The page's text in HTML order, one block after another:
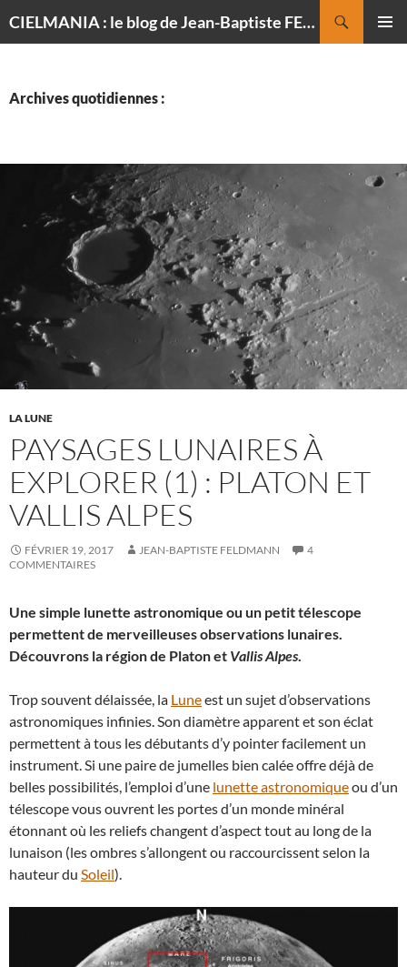
CIELMANIA : le blog de Jean-Baptiste FELDMANN, photographe du ciel
Archives quotidiennes :
LA LUNE
PAYSAGES LUNAIRES À
EXPLORER (1) : PLATON ET
VALLIS ALPES
FÉVRIER 19, 2017 JEAN-BAPTISTE FELDMANN
4
COMMENTAIRES
Une simple lunette astronomique ou un petit télescope
permettent de merveilleuses observations lunaires.
Découvrons la région de Platon et Vallis Alpes.
Trop souvent délaissée, la Luneest un sujet d’observations
astronomiques infinies. Son diamètre apparent et son éclat
permettent à tous les débutants d’y pointer facilement un
instrument. Si une paire de jumelles bien calée offre déjà de
belles possibilités, l’emploi d’une lunette astronomiqueou d’un
télescope vous ouvrent les portes d’un monde minéral
étonnant où les reliefs changent d’aspect tout au long de la
lunaison (les ombres s’allongent ou raccourcissent selon la
hauteur du Soleil).